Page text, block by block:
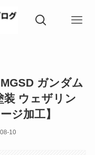
ガンダム
装 ウェザリン
ジ加工】
10